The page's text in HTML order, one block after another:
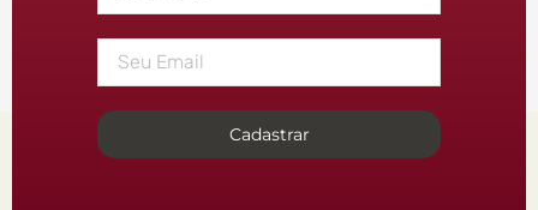
Cadastrar